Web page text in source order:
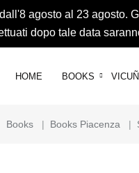
agosto al 23
dopo tale data
HOME BOOKS
Books | Books Piacenza |